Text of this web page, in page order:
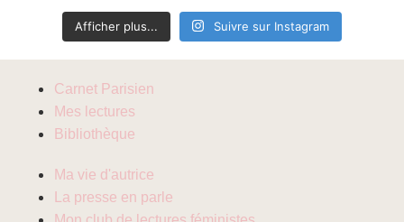
Afficher plus... Suivre sur Instagram
Carnet Parisien
Mes lectures
Bibliothèque
Ma vie d'autrice
La presse en parle